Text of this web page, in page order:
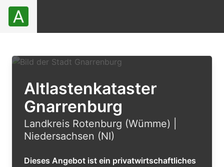
Altlastenkataster
Gnarrenburg
Landkreis Rotenburg (Wümme) |
Niedersachsen (NI)
Dieses Angebot ist ein privatwirtschaftliches